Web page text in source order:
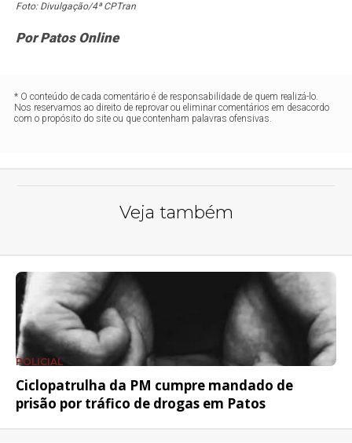
Foto: Divulgação/4ª CPTran
Por Patos Online
* O conteúdo de cada comentário é de responsabilidade de quem realizá-lo.
Nos reservamos ao direito de reprovar ou eliminar comentários em desacordo
com o propósito do site ou que contenham palavras ofensivas.
Veja também
POLICIAL
Ciclopatrulha da PM cumpre mandado de
prisão por tráfico de drogas em Patos